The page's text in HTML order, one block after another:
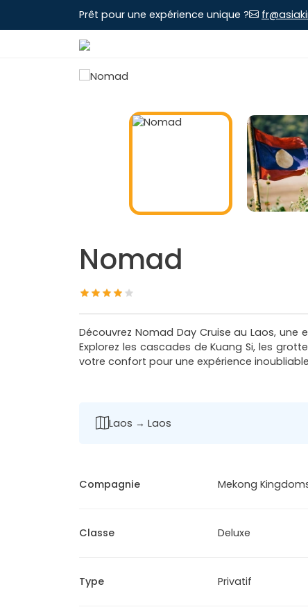
Prêt pour une expérience unique ?
Nomad
Découvrez Nomad Day Cruise au Laos, une
Explorez les cascades de Kuang Si, les
votre confort pour une expérience
Laos → Laos
Compagnie Mekong
Classe Deluxe
Type Privatif